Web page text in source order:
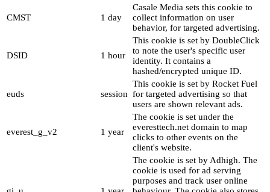
CMST 1 day
Casale Media sets this cookie to
collect information on user
behavior, for targeted advertising.
DSID 1 hour
This cookie is set by DoubleClick
to note the user's specific user
identity. It contains a
hashed/encrypted unique ID.
euds session
This cookie is set by Rocket Fuel
for targeted advertising so that
users are shown relevant ads.
everest_g_v2 1 year
The cookie is set under the
everesttech.net domain to map
clicks to other events on the
client's website.
The cookie is set by Adhigh. The
cookie is used for ad serving
purposes and track user online